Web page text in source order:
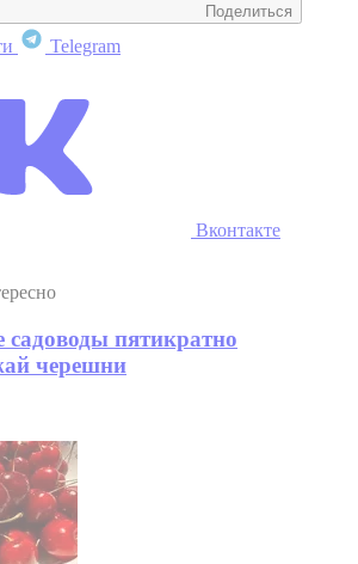
Поделиться
Telegram
Вконтакте
садоводы пятикратно
черешни